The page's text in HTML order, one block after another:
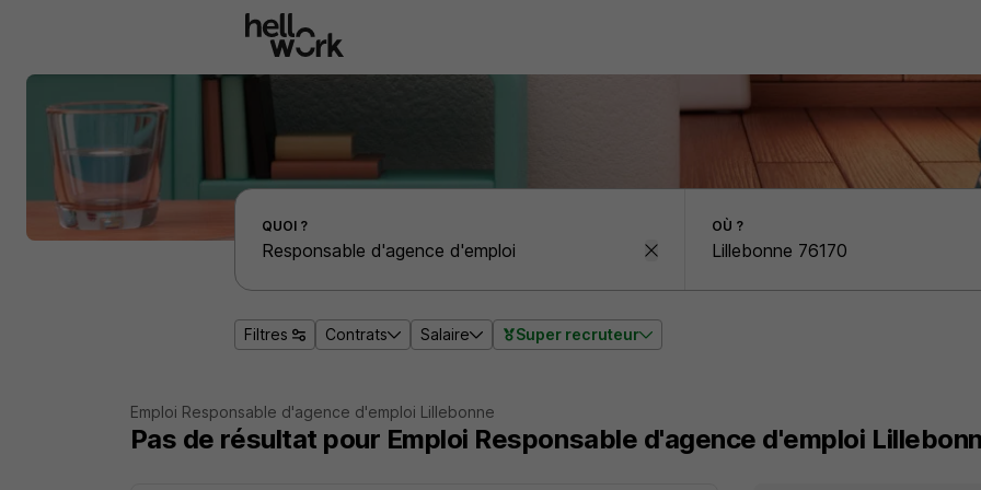
Effectuer une recherche d'emploi par localité
QUOI ? OÙ ?
Filtres Contrats Salaire Super recruteur
Emploi Responsable d'agence d'emploi Lillebonne
Pas de résultat pour Emploi Responsable d'agence d'emploi